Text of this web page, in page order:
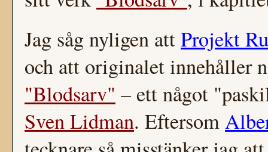
Jag såg nyligen attProjekt
och att originalet innehåller
"Blodsarv" – ett något
Sven Lidman. Eftersom